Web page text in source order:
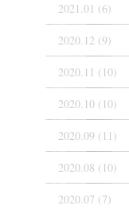
2021.01 (6)
2020.12 (9)
2020.11 (10)
2020.10 (10)
2020.09 (11)
2020.08 (10)
2020.07 (7)